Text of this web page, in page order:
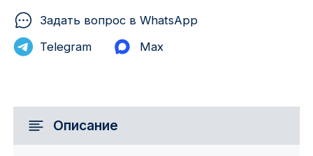
52127 городок
Задать вопрос в WhatsApp
Telegram
Max
Описание